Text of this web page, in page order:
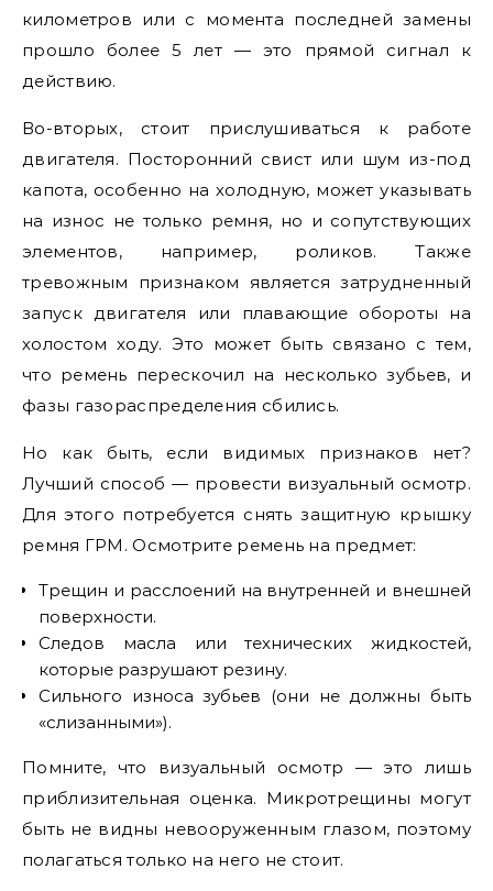
километров или с момента последней замены
прошло более 5 лет — это прямой сигнал к
действию.
Во-вторых, стоит прислушиваться к работе
двигателя. Посторонний свист или шум из-под
капота, особенно на холодную, может указывать
на износ не только ремня, но и сопутствующих
элементов, например, роликов. Также
тревожным признаком является затрудненный
запуск двигателя или плавающие обороты на
холостом ходу. Это может быть связано с тем,
что ремень перескочил на несколько зубьев, и
фазы газораспределения сбились.
Но как быть, если видимых признаков нет?
Лучший способ — провести визуальный осмотр.
Для этого потребуется снять защитную крышку
ремня ГРМ. Осмотрите ремень на предмет:
Трещин и расслоений на внутренней и внешней
поверхности.
Следов масла или технических жидкостей,
которые разрушают резину.
Сильного износа зубьев (они не должны быть
«слизанными»).
Помните, что визуальный осмотр — это лишь
приблизительная оценка. Микротрещины могут
быть не видны невооруженным глазом, поэтому
полагаться только на него не стоит.